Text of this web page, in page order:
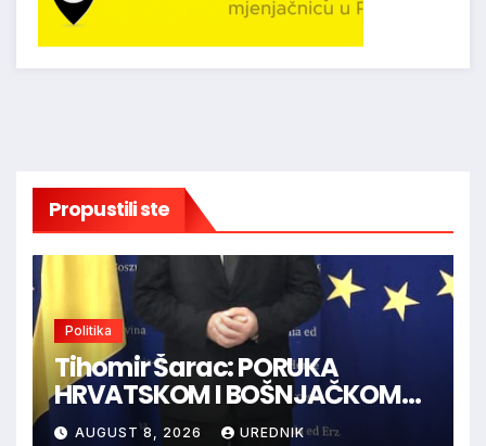
Propustili ste
Politika
Tihomir Šarac: PORUKA
HRVATSKOM I BOŠNJAČKOM
NARODU U BiH
AUGUST 8, 2026 UREDNIK